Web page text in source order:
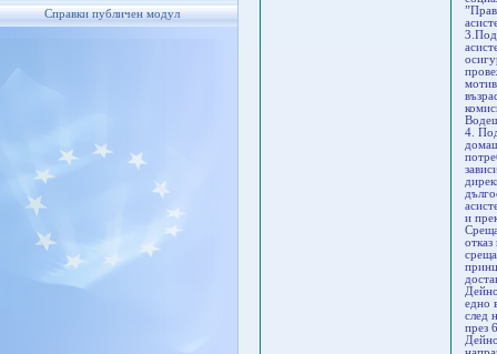
Справки публичен модул
4.
и
eдно
след
през